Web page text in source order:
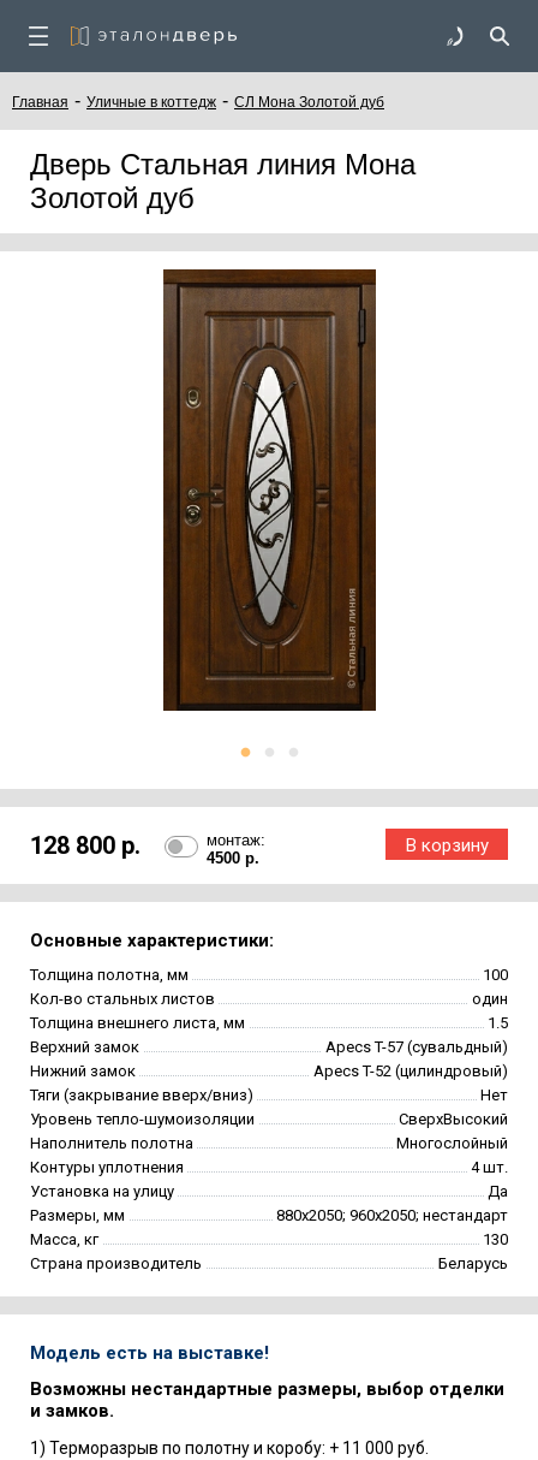
Главная - Уличные в коттедж - СЛ Мона Золотой дуб
Дверь Стальная линия Мона
Золотой дуб
128 800 р.
монтаж:
4500 р.
Основные характеристики:
Толщина полотна, мм
100
Кол-во стальных листов
один
Толщина внешнего листа, мм
1.5
Верхний замок
Apecs T-57 (сувальдный)
Нижний замок
Apecs T-52 (цилиндровый)
Тяги (закрывание вверх/вниз)
Нет
Уровень тепло-шумоизоляции
СверхВысокий
Наполнитель полотна
Многослойный
Контуры уплотнения
4 шт.
Установка на улицу
Да
Размеры, мм
880х2050; 960х2050; нестандарт
Масса, кг
130
Страна производитель
Беларусь
Модель есть на выставке!
Возможны нестандартные размеры, выбор отделки
и замков.
1) Терморазрыв по полотну и коробу: + 11 000 руб.